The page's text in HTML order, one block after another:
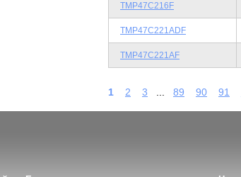
TMP47C216F
TMP47C221ADF
TMP47C221AF
1 2 3 ... 89 90 91